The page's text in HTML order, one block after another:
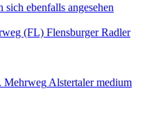
sich ebenfalls angesehen
Flensburger Radler
Alstertaler medium